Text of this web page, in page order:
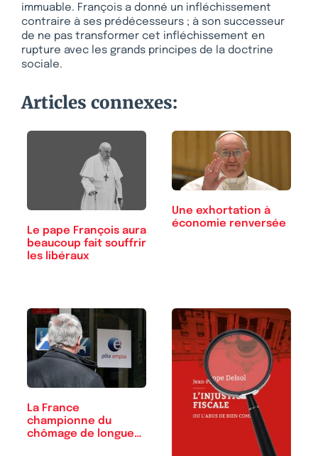
immuable. François a donné un infléchissement
contraire à ses prédécesseurs ; à son successeur
de ne pas transformer cet infléchissement en
rupture avec les grands principes de la doctrine
sociale.
Articles connexes:
Le pape François aura
beaucoup fait souffrir
les libéraux
Une exhortation à
économie renversée
La France
championne du
chômage de longue